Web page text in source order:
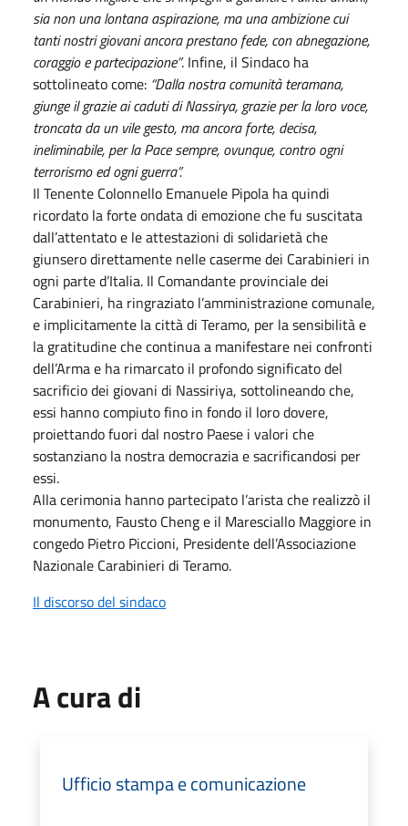
sia non una lontana aspirazione, ma una ambizione cui
tanti nostri giovani ancora prestano fede, con abnegazione,
coraggio e partecipazione”. Infine, il Sindaco ha
sottolineato come: “Dalla nostra comunità teramana,
giunge il grazie ai caduti di Nassirya, grazie per la loro voce,
troncata da un vile gesto, ma ancora forte, decisa,
ineliminabile, per la Pace sempre, ovunque, contro ogni
terrorismo ed ogni guerra”.
Il Tenente Colonnello Emanuele Pipola ha quindi
ricordato la forte ondata di emozione che fu suscitata
dall’attentato e le attestazioni di solidarietà che
giunsero direttamente nelle caserme dei Carabinieri in
ogni parte d’Italia. Il Comandante provinciale dei
Carabinieri, ha ringraziato l’amministrazione comunale,
e implicitamente la città di Teramo, per la sensibilità e
la gratitudine che continua a manifestare nei confronti
dell’Arma e ha rimarcato il profondo significato del
sacrificio dei giovani di Nassiriya, sottolineando che,
essi hanno compiuto fino in fondo il loro dovere,
proiettando fuori dal nostro Paese i valori che
sostanziano la nostra democrazia e sacrificandosi per
essi.
Alla cerimonia hanno partecipato l’arista che realizzò il
monumento, Fausto Cheng e il Maresciallo Maggiore in
congedo Pietro Piccioni, Presidente dell’Associazione
Nazionale Carabinieri di Teramo.
Il discorso del sindaco
A cura di
Ufficio stampa e comunicazione